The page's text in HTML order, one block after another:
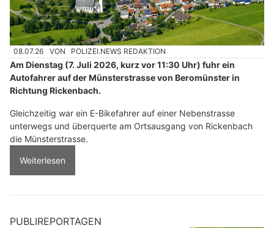
08.07.26 VON POLIZEI.NEWS REDAKTION
Am Dienstag (7. Juli 2026, kurz vor 11:30 Uhr) fuhr ein
Autofahrer auf der Münsterstrasse von Beromünster in
Richtung Rickenbach.
Gleichzeitig war ein E-Bikefahrer auf einer Nebenstrasse
unterwegs und überquerte am Ortsausgang von Rickenbach
die Münsterstrasse.
Weiterlesen
PUBLIREPORTAGEN